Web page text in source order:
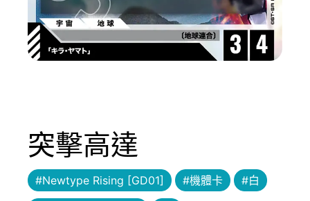
突擊高達
#Newtype Rising [GD01] #機體卡 #白